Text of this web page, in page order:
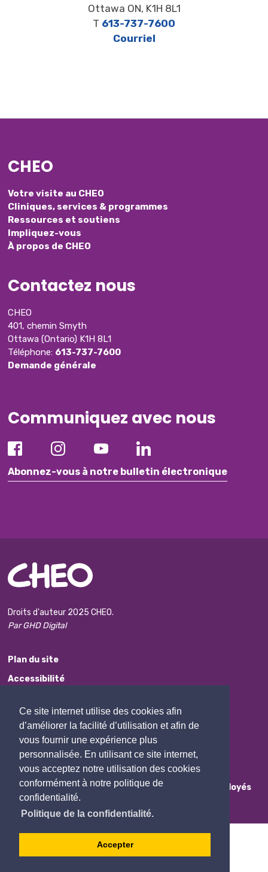
Ce site internet utilise des cookies afin
d’améliorer la facilité d’utilisation et afin de
vous fournir une expérience plus
personnalisée. En utilisant ce site internet,
vous acceptez notre utilisation des cookies
conformément à notre politique de
confidentialité.
Politique de la confidentialité.
Accepter
Ottawa ON, K1H 8L1
T 613-737-7600
Courriel
CHEO
Votre visite au CHEO
Cliniques, services & programmes
Ressources et soutiens
Impliquez-vous
À propos de CHEO
Contactez nous
CHEO
401, chemin Smyth
Ottawa (Ontario) K1H 8L1
Téléphone: 613-737-7600
Demande générale
Communiquez avec nous
Abonnez-vous à notre bulletin électronique
Droits d'auteur 2025 CHEO.
Par GHD Digital
Plan du site
Accessibilité
Protection des renseignements personnels
Commentaires
Contactez Nous
Employés